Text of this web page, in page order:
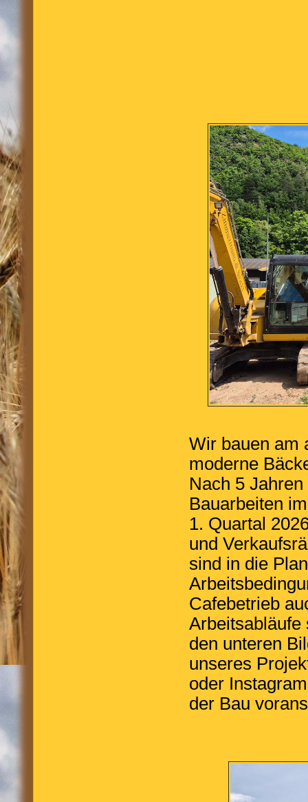
Wir bauen am
moderne
Nach 5
Bauarbeiten
1. Quartal
und
sind in die
Cafebetrieb
Arbeitsabläufe
den unteren
unseres
oder
der Bau